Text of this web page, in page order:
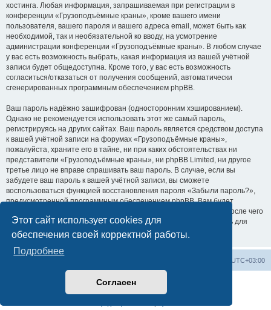
Этот сайт использует cookies для
обеспечения своей корректной работы.
Подробнее
Согласен
хостинга. Любая информация, запрашиваемая при регистрации в
конференции «Грузоподъёмные краны», кроме вашего имени
пользователя, вашего пароля и вашего адреса email, может быть как
необходимой, так и необязательной ко вводу, на усмотрение
администрации конференции «Грузоподъёмные краны». В любом случае
у вас есть возможность выбрать, какая информация из вашей учётной
записи будет общедоступна. Кроме того, у вас есть возможность
согласиться/отказаться от получения сообщений, автоматически
сгенерированных программным обеспечением phpBB.
Ваш пароль надёжно зашифрован (односторонним хэшированием).
Однако не рекомендуется использовать этот же самый пароль,
регистрируясь на других сайтах. Ваш пароль является средством доступа
к вашей учётной записи на форумах «Грузоподъёмные краны»,
пожалуйста, храните его в тайне, ни при каких обстоятельствах ни
представители «Грузоподъёмные краны», ни phpBB Limited, ни другое
третье лицо не вправе спрашивать ваш пароль. В случае, если вы
забудете ваш пароль к вашей учётной записи, вы сможете
воспользоваться функцией восстановления пароля «Забыли пароль?»,
предусмотренной программным обеспечением phpBB. Вам будет
необходимо ввести ваше имя пользователя и ваш адрес email, после чего
программное обеспечение phpBB сгенерирует вам новый пароль для
вашей учётной записи.
UTC+03:00
Создано на основеphpBB® Forum Software © phpBB Limited
Русская поддержка phpBB